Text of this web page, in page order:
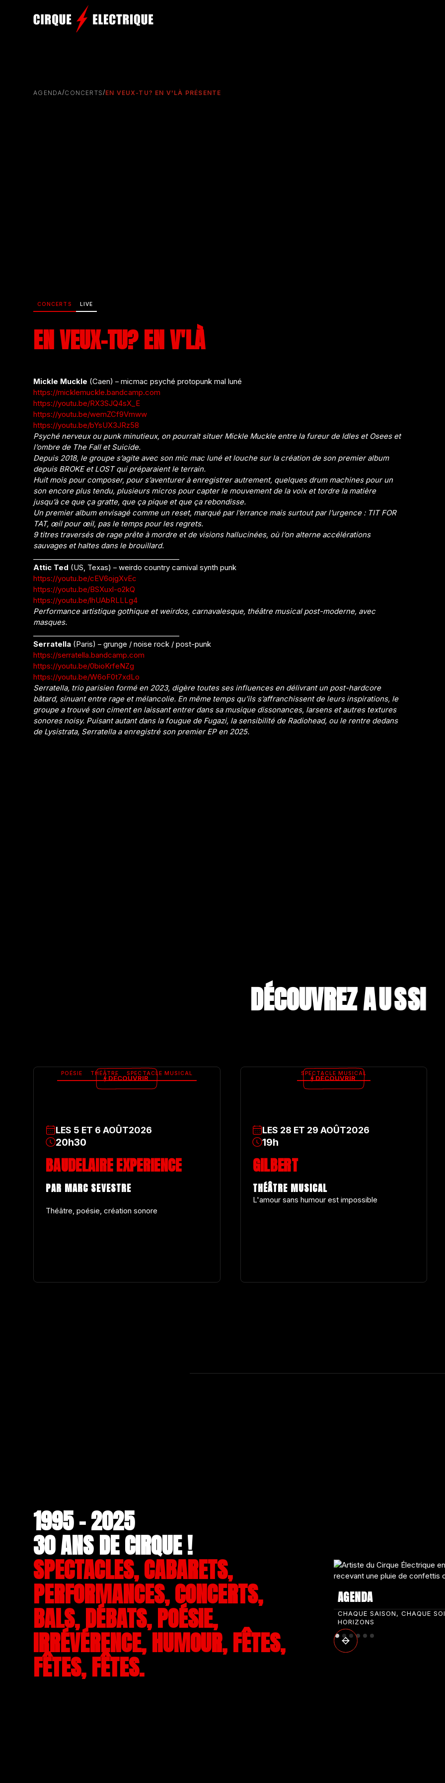
AGENDA/CONCERTS/EN VEUX-TU? EN V'LÀ PRÉSENTE
CONCERTS LIVE
EN VEUX-TU? EN V'LÀ
Mickle Muckle (Caen) – micmac psyché protopunk mal luné
https://micklemuckle.bandcamp.com
https://youtu.be/RX3SJQ4sX_E
https://youtu.be/wemZCf9Vmww
https://youtu.be/bYsUX3JRz58
Psyché nerveux ou punk minutieux, on pourrait situer Mickle Muckle entre la fureur de Idles et Osees et
l’ombre de The Fall et Suicide.
Depuis 2018, le groupe s’agite avec son mic mac luné et louche sur la création de son premier album
depuis BROKE et LOST qui préparaient le terrain.
Huit mois pour composer, pour s’aventurer à enregistrer autrement, quelques drum machines pour un
son encore plus tendu, plusieurs micros pour capter le mouvement de la voix et tordre la matière
jusqu’à ce que ça gratte, que ça pique et que ça rebondisse.
Un premier album envisagé comme un reset, marqué par l’errance mais surtout par l’urgence : TIT FOR
TAT, œil pour œil, pas le temps pour les regrets.
9 titres traversés de rage prête à mordre et de visions hallucinées, où l’on alterne accélérations
sauvages et haltes dans le brouillard.
Attic Ted (US, Texas) – weirdo country carnival synth punk
https://youtu.be/cEV6ojgXvEc
https://youtu.be/BSXuxl-o2kQ
https://youtu.be/lhUAbRLLLg4
Performance artistique gothique et weirdos, carnavalesque, théâtre musical post-moderne, avec
masques.
Serratella (Paris) – grunge / noise rock / post-punk
https://serratella.bandcamp.com
https://youtu.be/0bioKrfeNZg
https://youtu.be/W6oF0t7xdLo
Serratella, trio parisien formé en 2023, digère toutes ses influences en délivrant un post-hardcore
bâtard, sinuant entre rage et mélancolie. En même temps qu’ils s’affranchissent de leurs inspirations, le
groupe a trouvé son ciment en laissant entrer dans sa musique dissonances, larsens et autres textures
sonores noisy. Puisant autant dans la fougue de Fugazi, la sensibilité de Radiohead, ou le rentre dedans
de Lysistrata, Serratella a enregistré son premier EP en 2025.
DÉCOUVREZ AUSSI
LES 5 ET 6 AOÛT2026
20h30
BAUDELAIRE EXPERIENCE
PAR MARC SEVESTRE
Théâtre, poésie, création sonore
DÉCOUVRIR
POÉSIE THÉÂTRE SPECTACLE MUSICAL
LES 28 ET 29 AOÛT2026
19h
GILBERT
THÉÂTRE MUSICAL
L'amour sans humour est impossible
DÉCOUVRIR
SPECTACLE MUSICAL
1995 - 2025
30 ANS DE CIRQUE !
SPECTACLES, CABARETS,
PERFORMANCES, CONCERTS,
BALS, DÉBATS, POÉSIE,
IRRÉVÉRENCE, HUMOUR, FÊTES,
FÊTES, FÊTES.
AGENDA
CHAQUE SAISON, CHAQUE
HORIZONS